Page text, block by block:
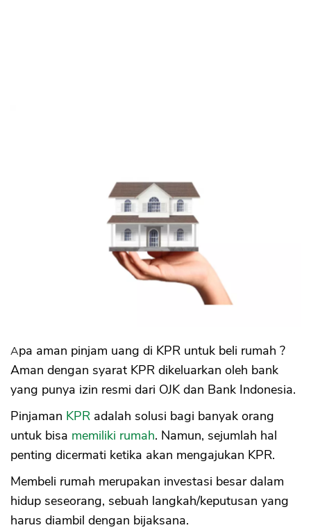
Asuransi Kesehatan
Asuransi Syariah
Apa aman pinjam uang di KPR untuk beli rumah ?
Aman dengan syarat KPR dikeluarkan oleh bank
yang punya izin resmi dari OJK dan Bank Indonesia.
Pinjaman KPR adalah solusi bagi banyak orang
untuk bisa memiliki rumah. Namun, sejumlah hal
penting dicermati ketika akan mengajukan KPR.
Membeli rumah merupakan investasi besar dalam
hidup seseorang, sebuah langkah/keputusan yang
harus diambil dengan bijaksana.